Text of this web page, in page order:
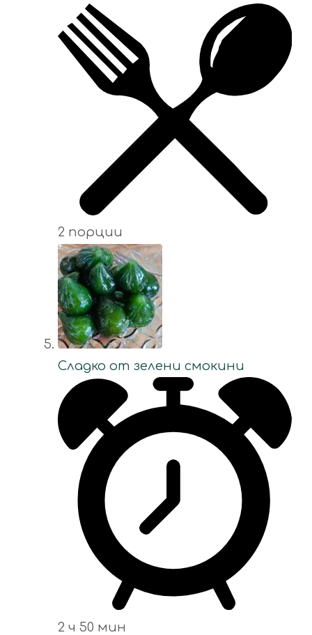
2 порции
Сладко от зелени смокини
2 ч 50 мин